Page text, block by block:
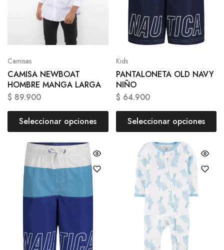
Camisas
CAMISA NEWBOAT
HOMBRE MANGA LARGA
$ 89.900
Seleccionar opciones
Kids
PANTALONETA OLD NAVY
NIÑO
$ 64.900
Seleccionar opciones